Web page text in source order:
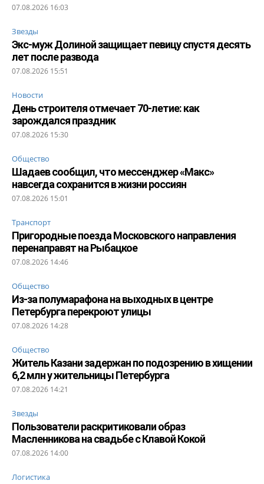
07.08.2026 16:03
Звезды
Экс-муж Долиной защищает певицу спустя десять
лет после развода
07.08.2026 15:51
Новости
День строителя отмечает 70-летие: как
зарождался праздник
07.08.2026 15:30
Общество
Шадаев сообщил, что мессенджер «Макс»
навсегда сохранится в жизни россиян
07.08.2026 15:01
Транспорт
Пригородные поезда Московского направления
перенаправят на Рыбацкое
07.08.2026 14:46
Общество
Из-за полумарафона на выходных в центре
Петербурга перекроют улицы
07.08.2026 14:28
Общество
Житель Казани задержан по подозрению в хищении
6,2 млн у жительницы Петербурга
07.08.2026 14:21
Звезды
Пользователи раскритиковали образ
Масленникова на свадьбе с Клавой Кокой
07.08.2026 14:00
Логистика